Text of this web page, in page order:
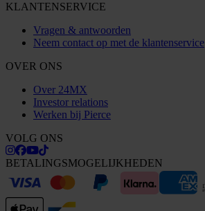
KLANTENSERVICE
Vragen & antwoorden
Neem contact op met de klantenservice
OVER ONS
Over 24MX
Investor relations
Werken bij Pierce
VOLG ONS
BETALINGSMOGELIJKHEDEN